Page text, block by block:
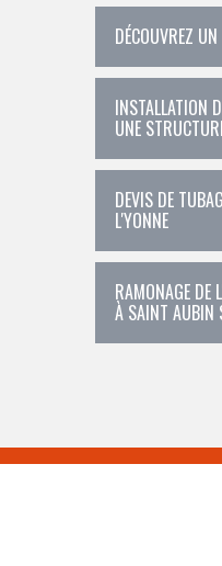
DÉCOUVREZ
INSTALLATION
UNE
DEVIS DE
L'YONNE
RAMONAGE DE
À SAINT AUBIN